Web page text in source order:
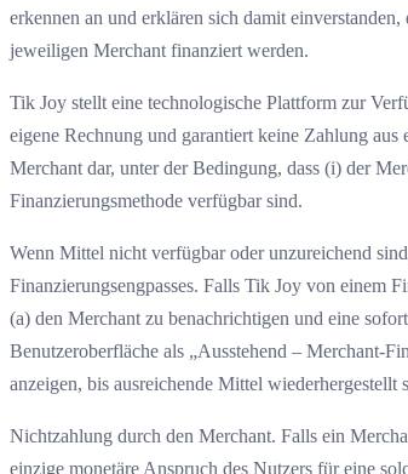
erkennen an und erklären sich damit
jeweiligen Merchant finanziert werden.
Tik Joy stellt eine technologische Plattform zur
eigene Rechnung und garantiert keine Zahlung
Merchant dar, unter der Bedingung, dass (i) der
Finanzierungsmethode verfügbar sind.
Wenn Mittel nicht verfügbar oder unzureichend
Finanzierungsengpasses. Falls Tik Joy von einem
(a) den Merchant zu benachrichtigen und eine
Benutzeroberfläche als „Ausstehend – Merchant-
anzeigen, bis ausreichende Mittel wiederhergestellt
Nichtzahlung durch den Merchant. Falls ein
einzige monetäre Anspruch des Nutzers für eine